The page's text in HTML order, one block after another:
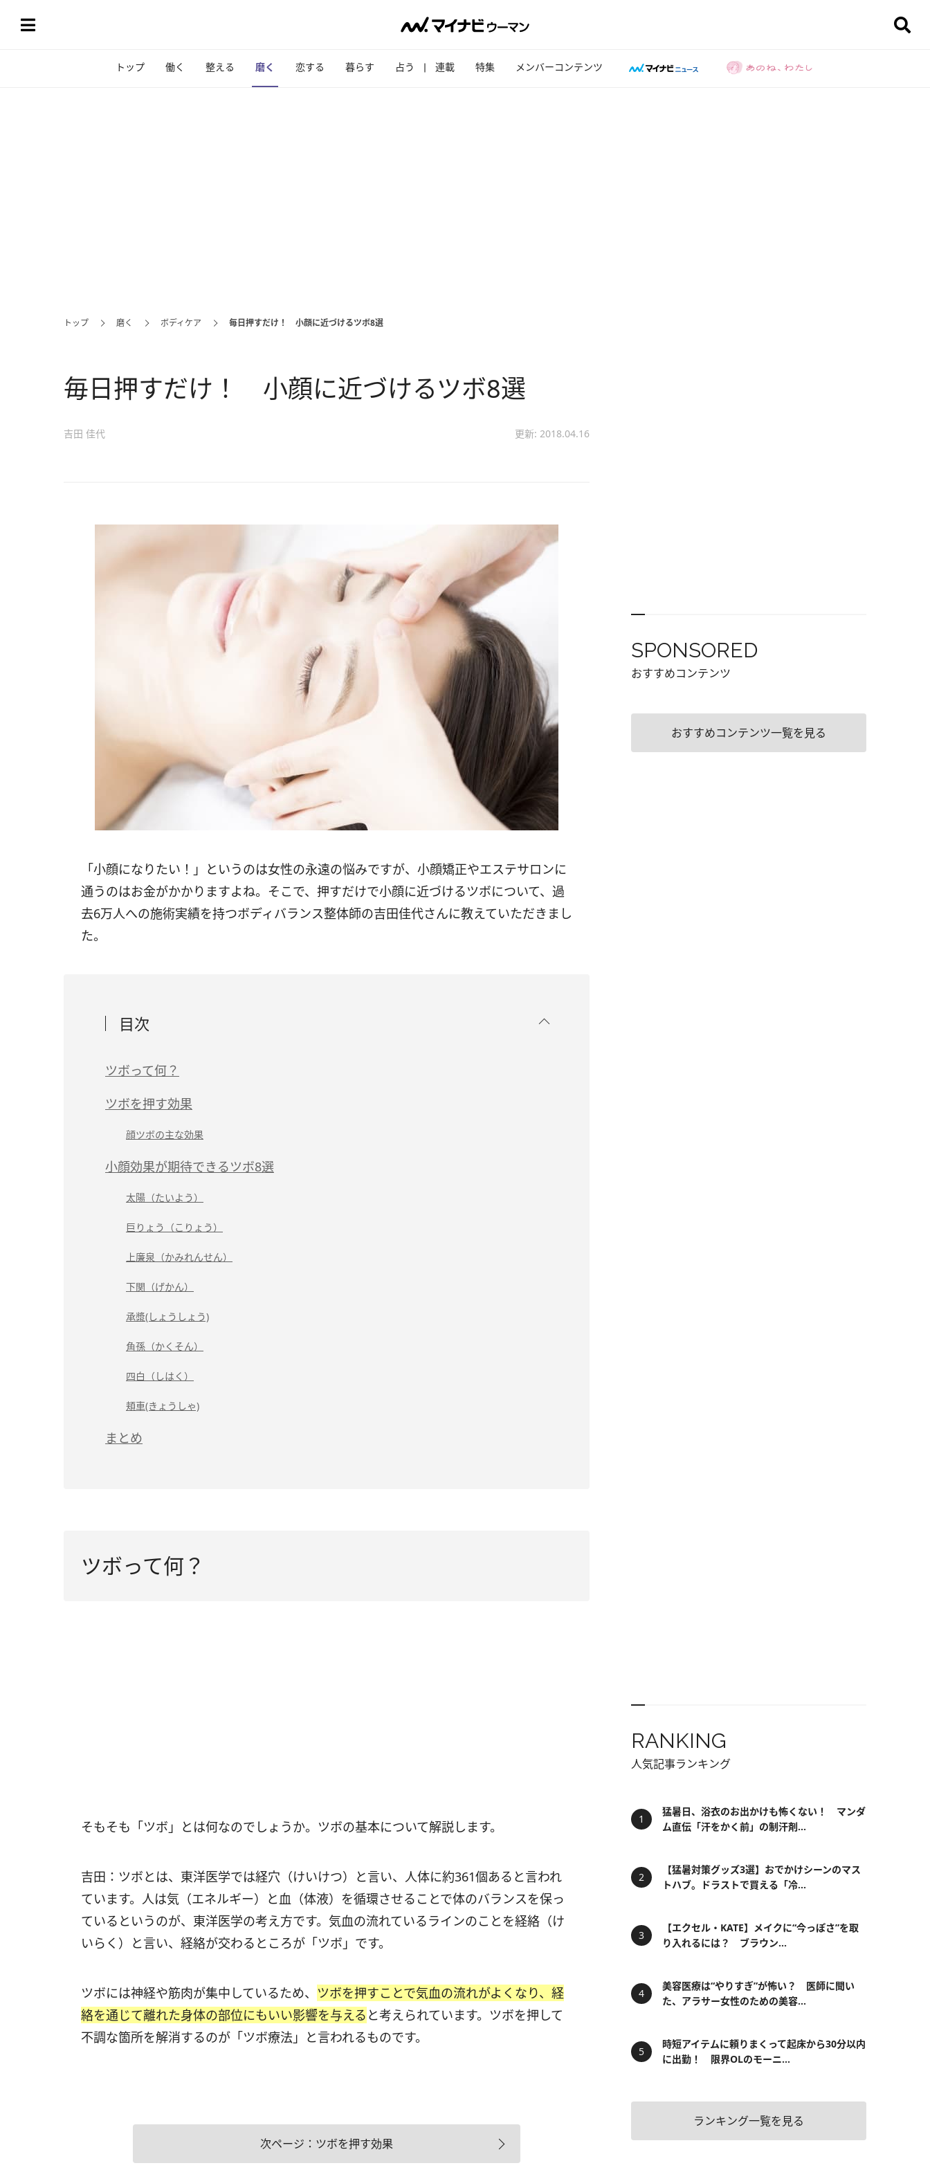
トップ 働く 整える 磨く 恋する 暮らす 占う 連載 特集 メンバーコンテンツ
トップ 磨く ボディケア 毎日押すだけ！ 小顔に近づけるツボ8選
毎日押すだけ！ 小顔に近づけるツボ8選
吉田 佳代 更新: 2018.04.16
「小顔になりたい！」というのは女性の永遠の悩みですが、小顔矯正やエステサロンに
通うのはお金がかかりますよね。そこで、押すだけで小顔に近づけるツボについて、過
去6万人への施術実績を持つボディバランス整体師の吉田佳代さんに教えていただきまし
た。
目次
ツボって何？
ツボを押す効果
顔ツボの主な効果
小顔効果が期待できるツボ8選
太陽（たいよう）
巨りょう（こりょう）
上廉泉（かみれんせん）
下関（げかん）
承漿(しょうしょう)
角孫（かくそん）
四白（しはく）
頬車(きょうしゃ)
まとめ
ツボって何？
そもそも「ツボ」とは何なのでしょうか。ツボの基本について解説します。
吉田：ツボとは、東洋医学では経穴（けいけつ）と言い、人体に約361個あると言われ
ています。人は気（エネルギー）と血（体液）を循環させることで体のバランスを保っ
ているというのが、東洋医学の考え方です。気血の流れているラインのことを経絡（け
いらく）と言い、経絡が交わるところが「ツボ」です。
ツボには神経や筋肉が集中しているため、 ツボを押すことで気血の流れがよくなり、経
絡を通じて離れた身体の部位にもいい影響を与える と考えられています。ツボを押して
不調な箇所を解消するのが「ツボ療法」と言われるものです。
次ページ：ツボを押す効果
SPONSORED
おすすめコンテンツ
おすすめコンテンツ一覧を見る
RANKING
人気記事ランキング
猛暑日、浴衣のお出かけも怖くない！ マンダ
ム直伝「汗をかく前」の制汗剤...
【猛暑対策グッズ3選】おでかけシーンのマス
トハブ。ドラストで買える「冷...
【エクセル・KATE】メイクに“今っぽさ”を取
り入れるには？ ブラウン...
美容医療は“やりすぎ”が怖い？ 医師に聞い
た、アラサー女性のための美容...
時短アイテムに頼りまくって起床から30分以内
に出勤！ 限界OLのモーニ...
ランキング一覧を見る